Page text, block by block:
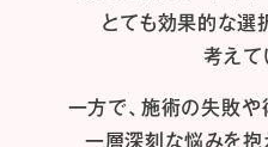
とても効果的な選
考えて
一方で、施術の失敗や
一層深刻な悩みを抱